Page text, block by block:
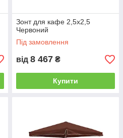
Зонт для кафе 2,5х2,5
Червоний
Під замовлення
від 8 467 ₴
Купити